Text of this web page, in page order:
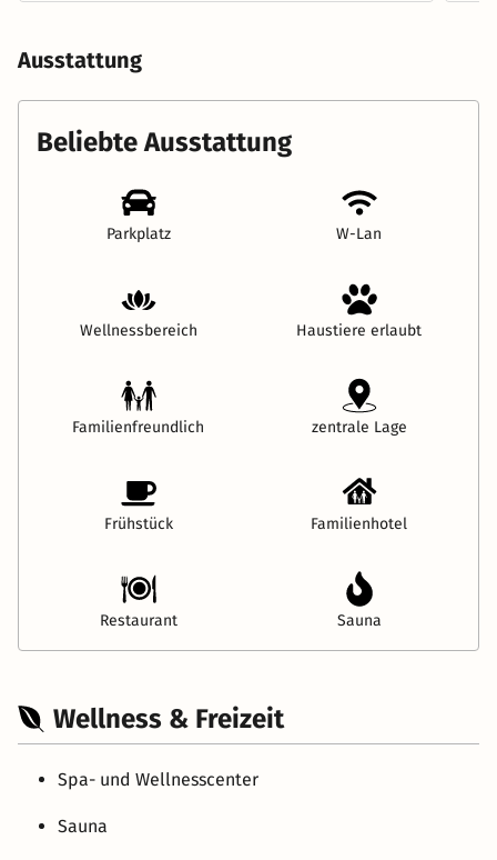
Ausstattung
Beliebte Ausstattung
Parkplatz W-Lan
Wellnessbereich Haustiere erlaubt
Familienfreundlich zentrale Lage
Frühstück Familienhotel
Restaurant Sauna
Wellness & Freizeit
Spa- und Wellnesscenter
Sauna